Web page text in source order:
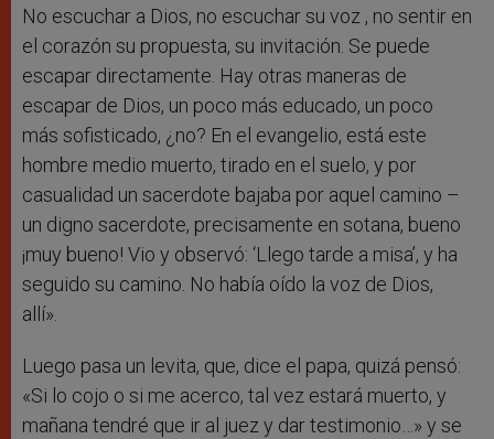
No escuchar a Dios, no escuchar su voz , no sentir en
el corazón su propuesta, su invitación. Se puede
escapar directamente. Hay otras maneras de
escapar de Dios, un poco más educado, un poco
más sofisticado, ¿no? En el evangelio, está este
hombre medio muerto, tirado en el suelo, y por
casualidad un sacerdote bajaba por aquel camino –
un digno sacerdote, precisamente en sotana, bueno
¡muy bueno! Vio y observó: ‘Llego tarde a misa’, y ha
seguido su camino. No había oído la voz de Dios,
allí».
Luego pasa un levita, que, dice el papa, quizá pensó:
«Si lo cojo o si me acerco, tal vez estará muerto, y
mañana tendré que ir al juez y dar testimonio…» y se